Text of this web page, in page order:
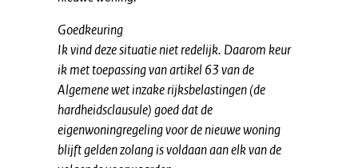
Goedkeuring
Ik vind deze situatie niet redelijk. Daarom keur
ik met toepassing van artikel 63 van de
Algemene wet inzake rijksbelastingen (de
hardheidsclausule) goed dat de
eigenwoningregeling voor de nieuwe woning
blijft gelden zolang is voldaan aan elk van de